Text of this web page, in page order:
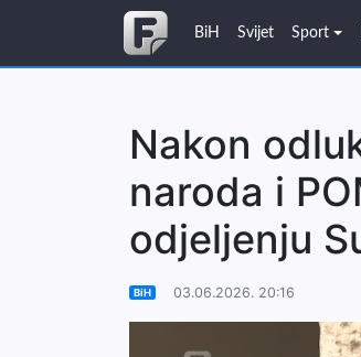
BiH Svijet Sport
Nakon
naroda i
odjeljenju
BiH 03.06.2026. 20:16